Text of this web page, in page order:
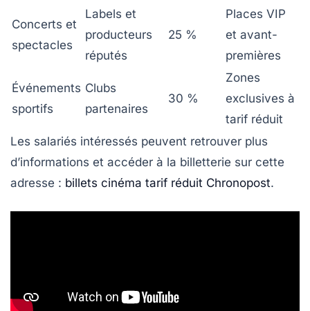
Concerts et
spectacles
Labels et
producteurs
réputés
25 %
Places VIP
et avant-
premières
Événements
sportifs
Clubs
partenaires
30 %
Zones
exclusives à
tarif réduit
Les salariés intéressés peuvent retrouver plus
d’informations et accéder à la billetterie sur cette
adresse : billets cinéma tarif réduit Chronopost.